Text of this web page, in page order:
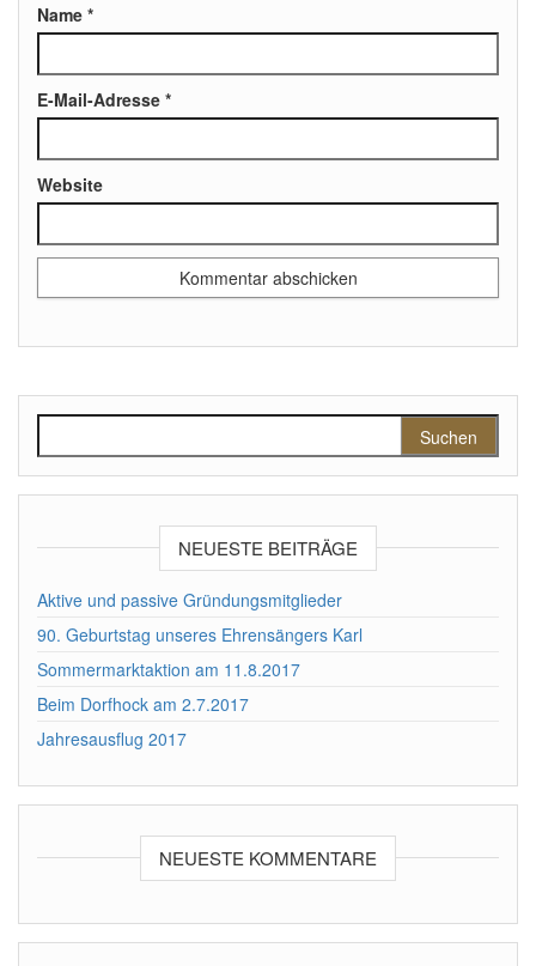
Name *
E-Mail-Adresse *
Website
Suchen nach:
NEUESTE BEITRÄGE
Aktive und passive Gründungsmitglieder
90. Geburtstag unseres Ehrensängers Karl
Sommermarktaktion am 11.8.2017
Beim Dorfhock am 2.7.2017
Jahresausflug 2017
NEUESTE KOMMENTARE